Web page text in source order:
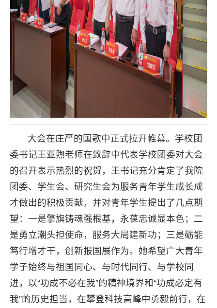
大会在庄严的国歌中正式拉开帷幕。学校团
委书记王亚煦老师在致辞中代表学校团委对大会
的召开表示热烈的祝贺，王书记充分肯定了我院
团委、学生会、研究生会为服务青年学生成长成
才做出的积极贡献，并对青年学生提出了几点期
望：一是擎旗铸魂强根基，永葆忠诚显本色；二
是勇立潮头担使命，服务大局建新功；三是砺能
笃行增才干，创新报国展作为。她希望广大青年
学子始终与祖国同心、与时代同行、与学校同
进，以“功成不必在我”的精神境界和“功成必定有
我”的历史担当，在攀登科技高峰中勇毅前行，在